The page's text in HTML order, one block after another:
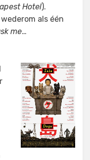
Hotel).
als één
me…